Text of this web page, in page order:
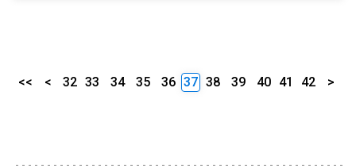
<< < 32 33 34 35 36 37 38 39 40 41 42 >